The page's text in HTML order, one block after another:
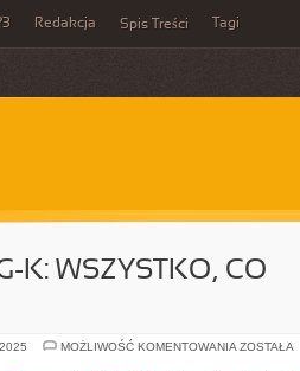
Redakcja Spis Treści Tagi
K: WSZYSTKO, CO
MOŻLIWOŚĆ KOMENTOWANIA ODKRYJ
ZOSTAŁA